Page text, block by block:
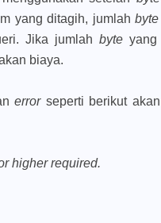
yang ditagih, jumlahbyte
Jika jumlah byteyang
biaya.
error seperti berikut akan
higher required.